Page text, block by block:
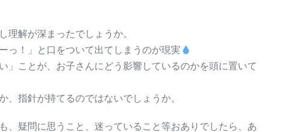
理解が深まったでしょうか。
っ！」と口をついて出てしまうのが現実
」ことが、お子さんにどう影響しているのかを頭に置いて
、指針が持てるのではないでしょうか。
、疑問に思うこと、迷っていること等おありでしたら、あ